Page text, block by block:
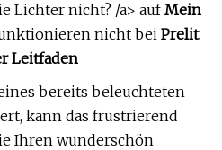
Lichter nicht? /a> aufMein
nicht bei Prelit
Leitfaden
bereits beleuchteten
kann das frustrierend
Ihren wunderschön